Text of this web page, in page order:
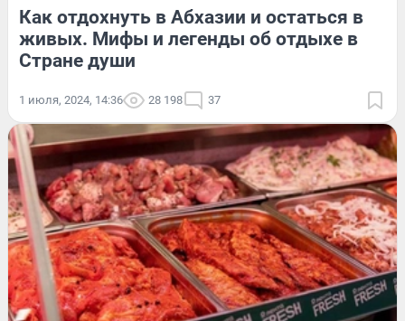
Как отдохнуть в Абхазии и остаться в
живых. Мифы и легенды об отдыхе в
Стране души
1 июля, 2024, 14:36 28 198 37